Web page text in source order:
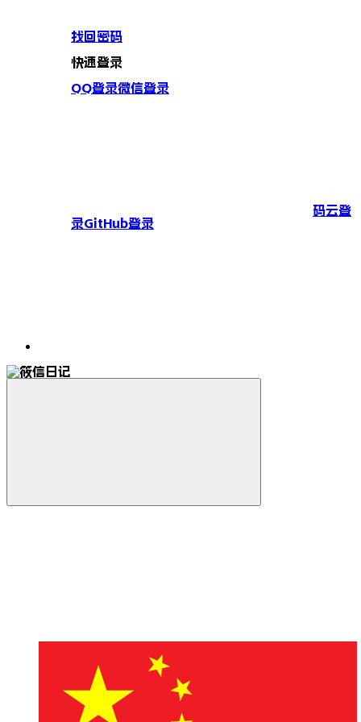
找回密码
快速登录
QQ登录微信登录
码云登
录GitHub登录